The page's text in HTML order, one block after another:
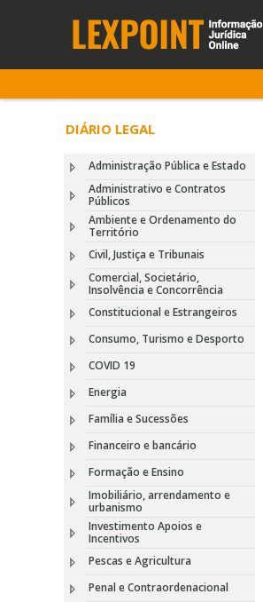
DIÁRIO LEGAL
Administração Pública e Estado
Administrativo e Contratos
Públicos
Ambiente e Ordenamento do
Território
Civil, Justiça e Tribunais
Comercial, Societário,
Insolvência e Concorrência
Constitucional e Estrangeiros
Consumo, Turismo e Desporto
COVID 19
Energia
Família e Sucessões
Financeiro e bancário
Formação e Ensino
Imobiliário, arrendamento e
urbanismo
Investimento Apoios e
Incentivos
Pescas e Agricultura
Penal e Contraordenacional